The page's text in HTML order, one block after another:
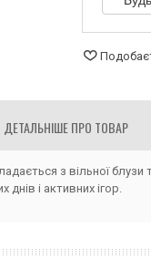
ДЕТАЛЬНІШЕ ПРО ТОВАР
з вільної
днів і активних ігор.